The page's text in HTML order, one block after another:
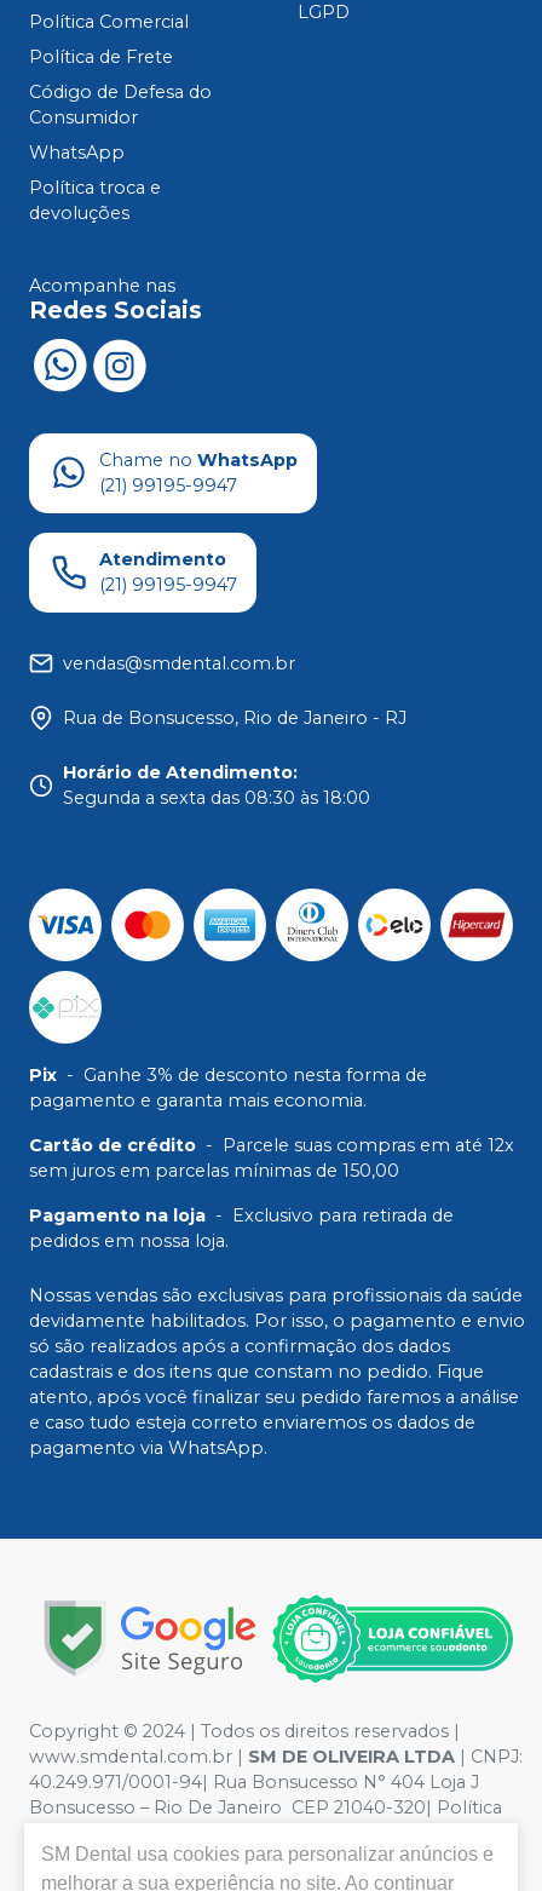
Política Comercial
Política de Frete
Código de Defesa do
Consumidor
WhatsApp
Política troca e
devoluções
LGPD
Acompanhe nas
Redes Sociais
Chame no WhatsApp
(21) 99195-9947
Atendimento
(21) 99195-9947
vendas@smdental.com.br
Rua de Bonsucesso, Rio de Janeiro - RJ
Horário de Atendimento:
Segunda a sexta das 08:30 às 18:00
Pix - Ganhe 3% de desconto nesta forma de
pagamento e garanta mais economia.
Cartão de crédito - Parcele suas compras em até 12x
sem juros em parcelas mínimas de 150,00
Pagamento na loja - Exclusivo para retirada de
pedidos em nossa loja.
Nossas vendas são exclusivas para profissionais da saúde
devidamente habilitados. Por isso, o pagamento e envio
só são realizados após a confirmação dos dados
cadastrais e dos itens que constam no pedido. Fique
atento, após você finalizar seu pedido faremos a análise
e caso tudo esteja correto enviaremos os dados de
pagamento via WhatsApp.
Copyright © 2024 | Todos os direitos reservados |
www.smdental.com.br | SM DE OLIVEIRA LTDA | CNPJ:
40.249.971/0001-94| Rua Bonsucesso N° 404 Loja J
Bonsucesso – Rio De Janeiro CEP 21040-320| Política
ilustrativas - Os preços e condições da loja virtual estão
sujeitos a alterações. Em caso de divergência de preços
SM Dental usa cookies para personalizar anúncios e
melhorar a sua experiência no site. Ao continuar